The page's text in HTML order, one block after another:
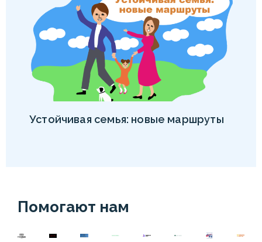
Устойчивая семья: новые маршруты
Помогают нам